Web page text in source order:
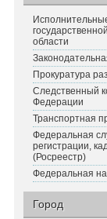
области
Прокуратура
Следственный
Федерации
Транспортная
Федеральная
регистрации,
(Росреестр)
Федеральная
Город